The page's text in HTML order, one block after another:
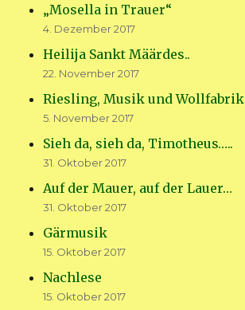
„Mosella in Trauer“
4. Dezember 2017
Heilija Sankt Määrdes..
22. November 2017
Riesling, Musik und Wollfabrik
5. November 2017
Sieh da, sieh da, Timotheus…..
31. Oktober 2017
Auf der Mauer, auf der Lauer…
31. Oktober 2017
Gärmusik
15. Oktober 2017
Nachlese
15. Oktober 2017